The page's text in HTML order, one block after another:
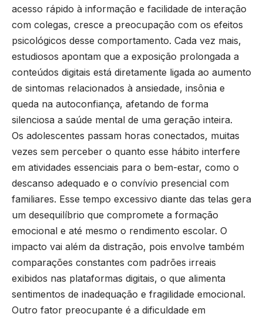
acesso rápido à informação e facilidade de interação
com colegas, cresce a preocupação com os efeitos
psicológicos desse comportamento. Cada vez mais,
estudiosos apontam que a exposição prolongada a
conteúdos digitais está diretamente ligada ao aumento
de sintomas relacionados à ansiedade, insônia e
queda na autoconfiança, afetando de forma
silenciosa a saúde mental de uma geração inteira.
Os adolescentes passam horas conectados, muitas
vezes sem perceber o quanto esse hábito interfere
em atividades essenciais para o bem-estar, como o
descanso adequado e o convívio presencial com
familiares. Esse tempo excessivo diante das telas gera
um desequilíbrio que compromete a formação
emocional e até mesmo o rendimento escolar. O
impacto vai além da distração, pois envolve também
comparações constantes com padrões irreais
exibidos nas plataformas digitais, o que alimenta
sentimentos de inadequação e fragilidade emocional.
Outro fator preocupante é a dificuldade em